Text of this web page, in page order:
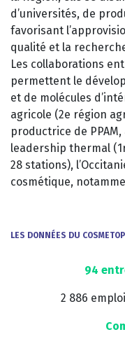
d’universités, de
favorisant
qualité et la
Les collaborations
permettent le
et de molécules
agricole (2e région
productrice de
leadership thermal
28 stations),
cosmétique,
LES DONNÉES DU
94
2 886 emplois